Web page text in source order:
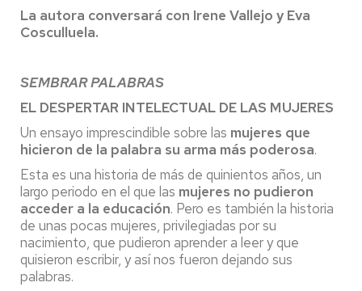
La autora conversará con Irene Vallejo y Eva
Cosculluela.
SEMBRAR PALABRAS
EL DESPERTAR INTELECTUAL DE LAS MUJERES
Un ensayo imprescindible sobre las mujeres que
hicieron de la palabra su arma más poderosa.
Esta es una historia de más de quinientos años, un
largo periodo en el que las mujeres no pudieron
acceder a la educación. Pero es también la historia
de unas pocas mujeres, privilegiadas por su
nacimiento, que pudieron aprender a leer y que
quisieron escribir, y así nos fueron dejando sus
palabras.